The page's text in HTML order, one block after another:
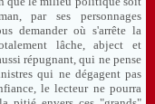
par ses personnages
demander où s'arrête la
lâche, abject et
répugnant, qui ne pense
qui ne dégagent pas
le lecteur ne pourra